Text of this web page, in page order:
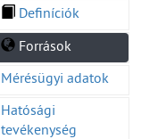
Definíciók
Források
Mérésügyi adatok
Hatósági
tevékenység